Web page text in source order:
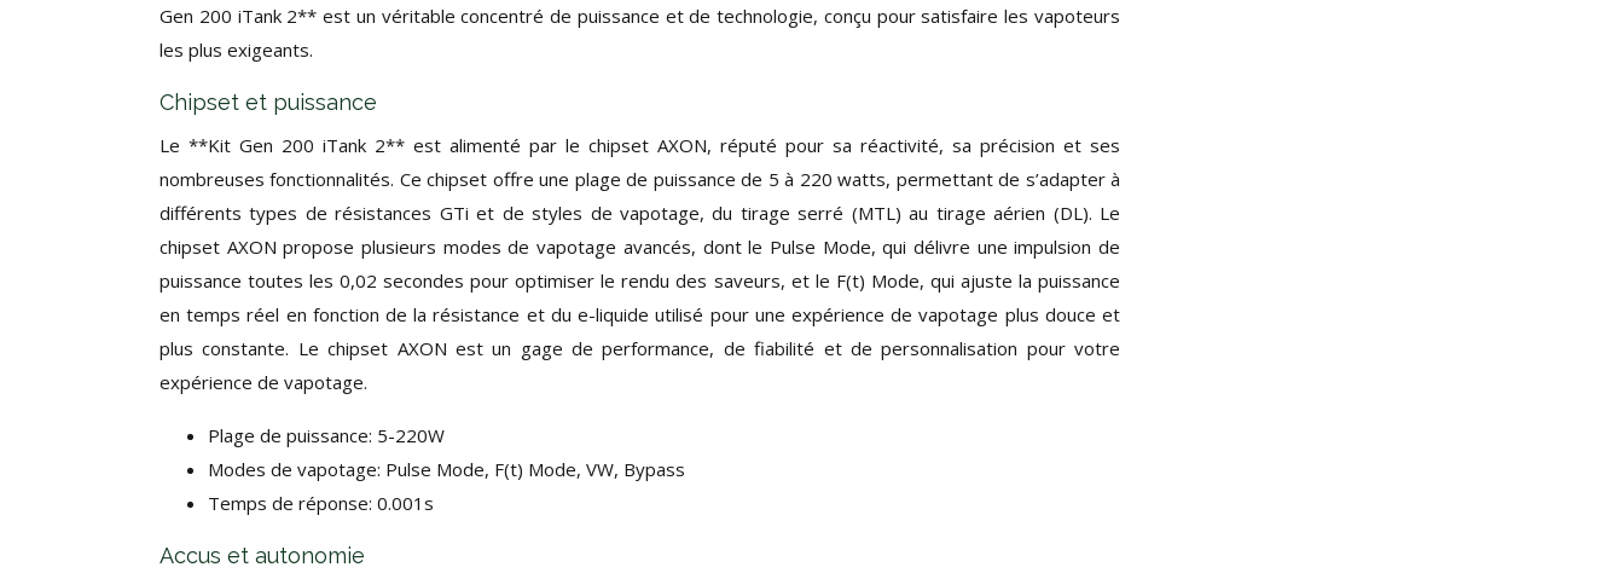
Gen 200 iTank 2** est un véritable concentré de puissance et de technologie, conçu pour satisfaire les vapoteurs
les plus exigeants.
Chipset et puissance
Le **Kit Gen 200 iTank 2** est alimenté par le chipset AXON, réputé pour sa réactivité, sa précision et ses
nombreuses fonctionnalités. Ce chipset offre une plage de puissance de 5 à 220 watts, permettant de s’adapter à
différents types de résistances GTi et de styles de vapotage, du tirage serré (MTL) au tirage aérien (DL). Le
chipset AXON propose plusieurs modes de vapotage avancés, dont le Pulse Mode, qui délivre une impulsion de
puissance toutes les 0,02 secondes pour optimiser le rendu des saveurs, et le F(t) Mode, qui ajuste la puissance
en temps réel en fonction de la résistance et du e-liquide utilisé pour une expérience de vapotage plus douce et
plus constante. Le chipset AXON est un gage de performance, de fiabilité et de personnalisation pour votre
expérience de vapotage.
Plage de puissance: 5-220W
Modes de vapotage: Pulse Mode, F(t) Mode, VW, Bypass
Temps de réponse: 0.001s
Accus et autonomie